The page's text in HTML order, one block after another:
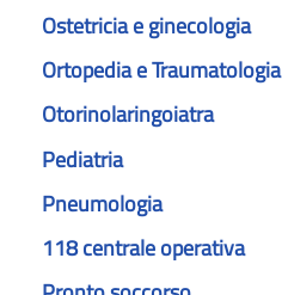
Ostetricia e ginecologia
Ortopedia e Traumatologia
Otorinolaringoiatra
Pediatria
Pneumologia
118 centrale operativa